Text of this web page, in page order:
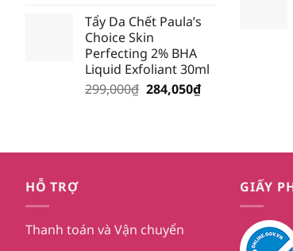
là:
219,000₫.
tại
Tẩy Da Chết Paula’s
Choice Skin
Perfecting 2% BHA
Liquid Exfoliant 30ml
299,000₫ Giá
284,050₫Giá
284,050₫.
HỖ TRỢ
Thanh toán và Vận chuyển
GIẤY